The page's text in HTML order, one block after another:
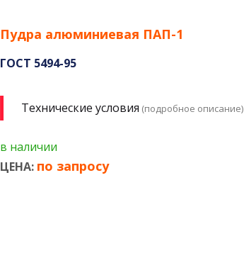
Пудра алюминиевая ПАП-1
ГОСТ 5494-95
Технические условия (подробное описание)
в наличии
ЦЕНА: по запросу